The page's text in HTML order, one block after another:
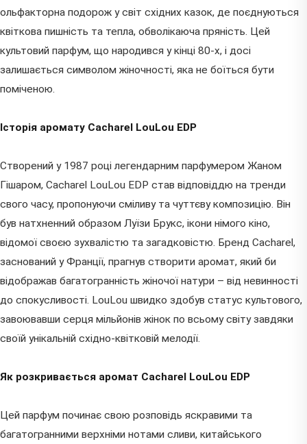
ольфакторна подорож у світ східних казок, де поєднуються
квіткова пишність та тепла, обволікаюча пряність. Цей
культовий парфум, що народився у кінці 80-х, і досі
залишається символом жіночності, яка не боїться бути
поміченою.
Історія аромату Cacharel LouLou EDP
Створений у 1987 році легендарним парфумером Жаном
Гішаром, Cacharel LouLou EDP став відповіддю на тренди
свого часу, пропонуючи сміливу та чуттєву композицію. Він
був натхненний образом Луїзи Брукс, ікони німого кіно,
відомої своєю зухвалістю та загадковістю. Бренд Cacharel,
заснований у Франції, прагнув створити аромат, який би
відображав багатогранність жіночої натури – від невинності
до спокусливості. LouLou швидко здобув статус культового,
завоювавши серця мільйонів жінок по всьому світу завдяки
своїй унікальній східно-квітковій мелодії.
Як розкривається аромат Cacharel LouLou EDP
Цей парфум починає свою розповідь яскравими та
багатогранними верхніми нотами сливи, китайського